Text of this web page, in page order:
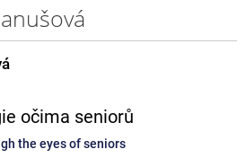
očima seniorů
the eyes of seniors